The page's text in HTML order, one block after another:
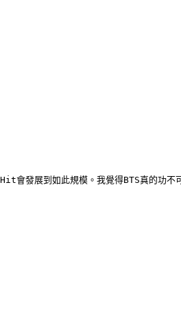
會發展到如此規模。我覺得BTS真的功不